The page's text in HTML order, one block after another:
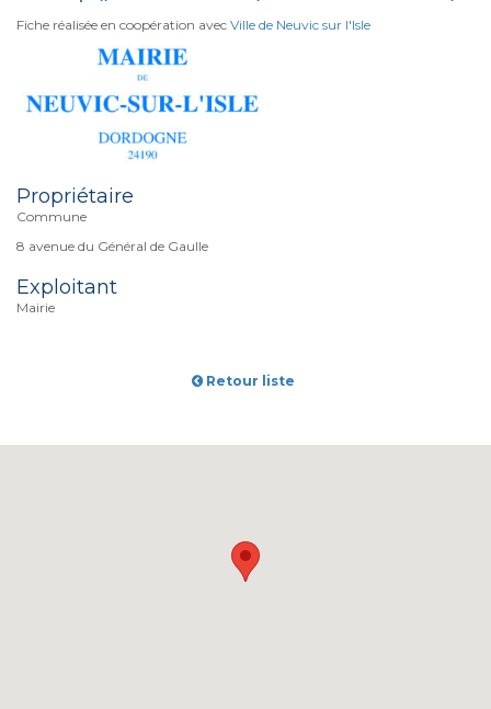
Fiche réalisée en coopération avec Ville de Neuvic sur l'Isle
Propriétaire
Commune
8 avenue du Général de Gaulle
Exploitant
Mairie
Retour liste